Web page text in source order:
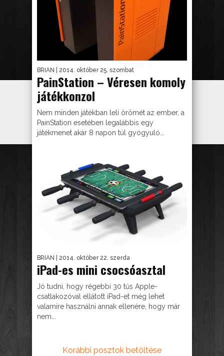
BRIAN | 2014. október 25. szombat
PainStation – Véresen komoly
játékkonzol
Nem minden játékban leli örömét az ember, a
PainStation esetében legalábbis egy
játékmenet akár 8 napon túl gyógyuló...
BRIAN | 2014. október 22. szerda
iPad-es mini csocsóasztal
Jó tudni, hogy régebbi 30 tűs Apple-
csatlakozóval ellátott iPad-et még lehet
valamire használni annak ellenére, hogy már
nem...
Korábbi posztok betöltése